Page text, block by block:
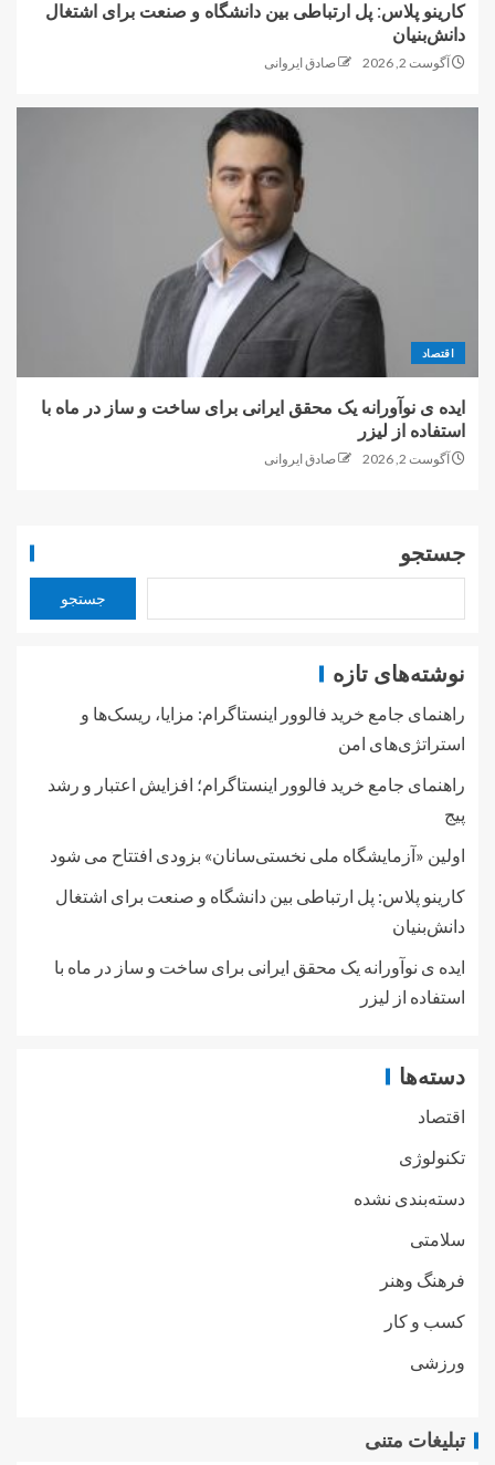
کارینو پلاس: پل ارتباطی بین دانشگاه و صنعت برای اشتغال
دانش‌بنیان
آگوست 2, 2026 صادق ایروانی
اقتصاد
ایده ی نوآورانه یک محقق ایرانی برای ساخت و ساز در ماه با
استفاده از لیزر
آگوست 2, 2026 صادق ایروانی
جستجو
جستجو
نوشته‌های تازه
راهنمای جامع خرید فالوور اینستاگرام: مزایا، ریسک‌ها و
استراتژی‌های امن
راهنمای جامع خرید فالوور اینستاگرام؛ افزایش اعتبار و رشد
پیج
اولین «آزمایشگاه ملی نخستی‌سانان» بزودی افتتاح می شود
کارینو پلاس: پل ارتباطی بین دانشگاه و صنعت برای اشتغال
دانش‌بنیان
ایده ی نوآورانه یک محقق ایرانی برای ساخت و ساز در ماه با
استفاده از لیزر
دسته‌ها
اقتصاد
تکنولوژی
دسته‌بندی نشده
سلامتی
فرهنگ وهنر
کسب و کار
ورزشی
تبلیغات متنی